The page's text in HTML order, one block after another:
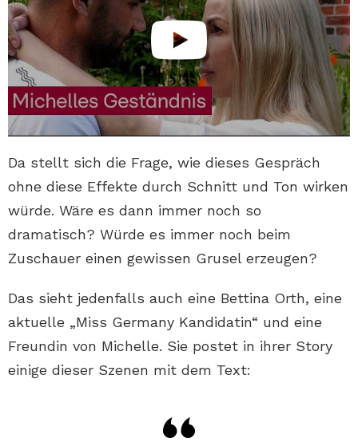
Da stellt sich die Frage, wie dieses Gespräch
ohne diese Effekte durch Schnitt und Ton wirken
würde. Wäre es dann immer noch so
dramatisch? Würde es immer noch beim
Zuschauer einen gewissen Grusel erzeugen?
Das sieht jedenfalls auch eine Bettina Orth, eine
aktuelle „Miss Germany Kandidatin“ und eine
Freundin von Michelle. Sie postet in ihrer Story
einige dieser Szenen mit dem Text: